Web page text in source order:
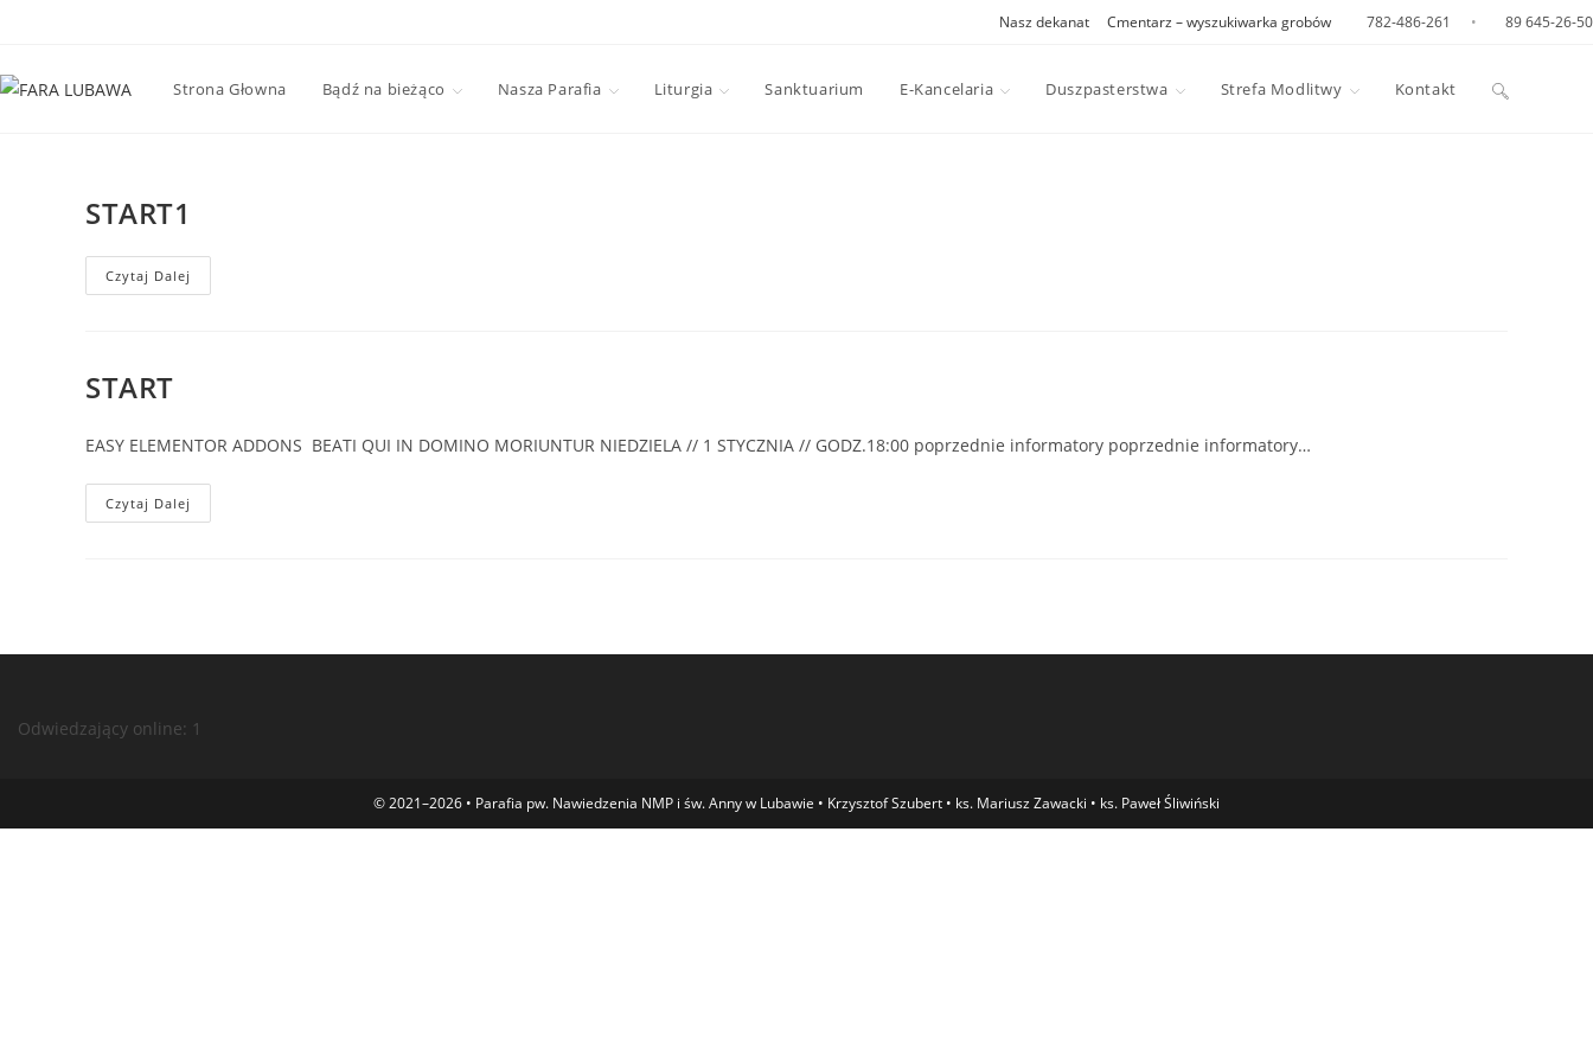
content
Nasz dekanat Cmentarz – wyszukiwarka grobów 782-486-261 • 89 645-26-50
Strona Głowna Bądź na bieżąco Nasza Parafia Liturgia Sanktuarium E-Kancelaria Duszpasterstwa Strefa Modlitwy Kontakt Toggle
START1
Czytaj Dalej
START
EASY ELEMENTOR ADDONS BEATI QUI IN DOMINO MORIUNTUR NIEDZIELA // 1 STYCZNIA // GODZ.18:00 poprzednie informatory poprzednie informatory…
Czytaj Dalej
Odwiedzający online: 1
© 2021–2026 • Parafia pw. Nawiedzenia NMP i św. Anny w Lubawie • Krzysztof Szubert • ks. Mariusz Zawacki • ks. Paweł Śliwiński